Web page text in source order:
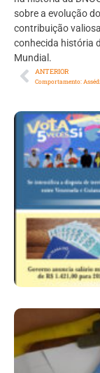
sobre a evolução
contribuição
conhecida história
Mundial.
ANTERIOR
Ano VII –